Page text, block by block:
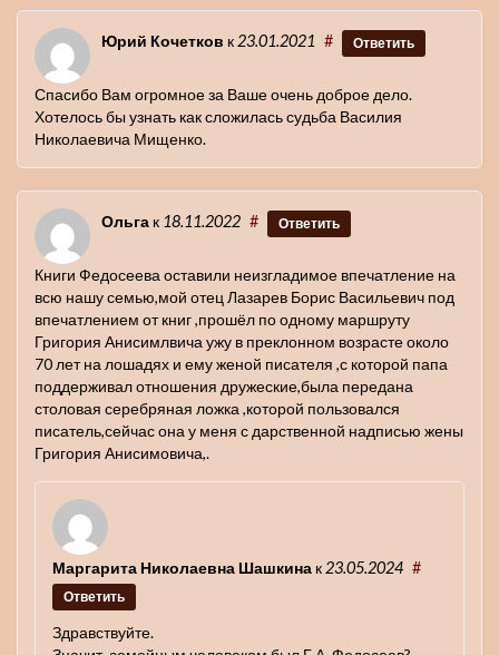
Юрий Кочетков к 23.01.2021 # Ответить
Спасибо Вам огромное за Ваше очень доброе дело.
Хотелось бы узнать как сложилась судьба Василия
Николаевича Мищенко.
Ольга к 18.11.2022 # Ответить
Книги Федосеева оставили неизгладимое впечатление на
всю нашу семью,мой отец Лазарев Борис Васильевич под
впечатлением от книг ,прошёл по одному маршруту
Григория Анисимлвича ужу в преклонном возрасте около
70 лет на лошадях и ему женой писателя ,с которой папа
поддерживал отношения дружеские,была передана
столовая серебряная ложка ,которой пользовался
писатель,сейчас она у меня с дарственной надписью жены
Григория Анисимовича,.
Маргарита Николаевна Шашкина к 23.05.2024 #
Ответить
Здравствуйте.